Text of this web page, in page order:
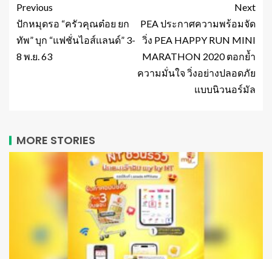
Previous
ปักหมุดรอ “ครัวคุณต๋อย ยก
ทัพ” บุก “แฟชั่นไอส์เเลนด์” 3-
8 พ.ย. 63
Next
PEA ประกาศความพร้อมจัด
วิ่ง PEA HAPPY RUN MINI
MARATHON 2020 ตอกย้ำ
ความมั่นใจ วิ่งอย่างปลอดภัย
แบบนิวนอร์มัล
MORE STORIES